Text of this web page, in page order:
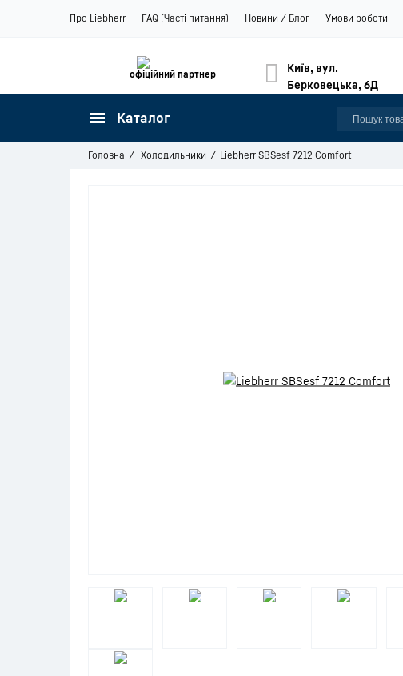
Про Liebherr FAQ (Часті питання) Новини / Блог Умови роботи
офіційний партнер
Київ, вул.
Берковецька, 6Д
Каталог
Головна Холодильники Liebherr SBSesf 7212 Comfort